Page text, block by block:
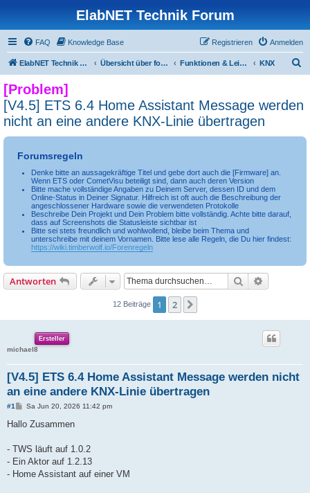
ElabNET Technik Forum
FAQ Knowledge Base Anmelden
Registrieren
ElabNET Technik Forum Übersicht über forum.timberwolf.io Funktionen & Leistungsmerkmale KNX
h
[Problem]
[V4.5] ETS 6.4 Home Assistant Message werden
nicht an eine andere KNX-Linie übertragen
Forumsregeln
Denke bitte an aussagekräftige Titel und gebe dort auch die [Firmware] an.
Wenn ETS oder CometVisu beteiligt sind, dann auch deren Version
Bitte mache vollständige Angaben zu Deinem Server, dessen ID und dem
Online-Status in Deiner Signatur. Hilfreich ist oft auch die Beschreibung der
angeschlossener Hardware sowie die verwendeten Protokolle
Beschreibe Dein Projekt und Dein Problem bitte vollständig. Achte bitte darauf,
dass auf Screenshots die Statusleiste sichtbar ist
Bitte sei stets freundlich und wohlwollend, bleibe beim Thema und
unterschreibe mit deinem Vornamen. Bitte lese alle Regeln, die Du hier findest:
https://wiki.timberwolf.io/Forenregeln
Antworten Suche
12 Beiträge 1 2
Ersteller
michael8
[V4.5] ETS 6.4 Home Assistant Message werden nicht
an eine andere KNX-Linie übertragen
#1
B
i
a
Sa Jun 20, 2026 11:42 pm
Hallo Zusammen
- TWS läuft auf 1.0.2
- Ein Aktor auf 1.2.13
- Home Assistant auf einer VM